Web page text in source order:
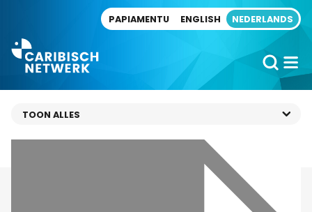
PAPIAMENTU ENGLISH NEDERLANDS